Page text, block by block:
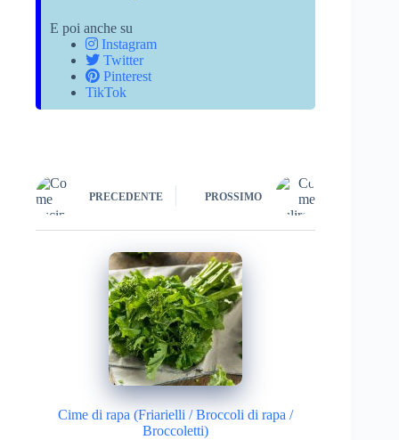
E poi anche su
Instagram
Twitter
Pinterest
TikTok
PRECEDENTE PROSSIMO
Cime di rapa (Friarielli / Broccoli di rapa /
Broccoletti)